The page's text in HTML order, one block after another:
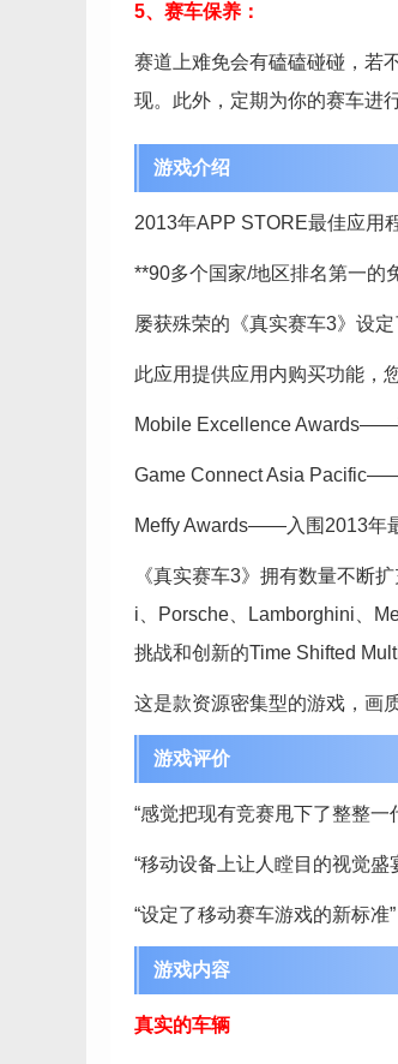
5、赛车保养：
赛道上难免会有磕磕碰碰，若
现。此外，定期为你的赛车进
游戏介绍
2013年APP STORE最佳应用
**90多个国家/地区排名第一的
屡获殊荣的《真实赛车3》设
此应用提供应用内购买功能，
Mobile Excellence
Game Connect Asia
Meffy Awards——入围2013年
《真实赛车3》拥有数量不断
i、Porsche、Lamborghini、
挑战和创新的Time Shifted
这是款资源密集型的游戏，画
游戏评价
“感觉把现有竞赛甩下了整整一
“移动设备上让人瞠目的视觉盛
“设定了移动赛车游戏的新标准
游戏内容
真实的车辆